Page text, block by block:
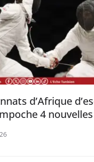
d’Afrique
4